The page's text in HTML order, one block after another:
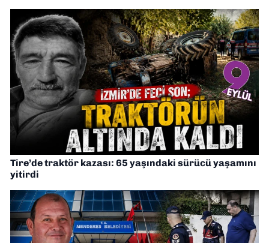
Tire’de traktör kazası: 65 yaşındaki sürücü yaşamını
yitirdi